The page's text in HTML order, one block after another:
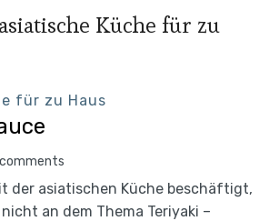
asiatische Küche für zu
für zu Haus
der asiatischen Küche beschäftigt,
an dem Thema Teriyaki –